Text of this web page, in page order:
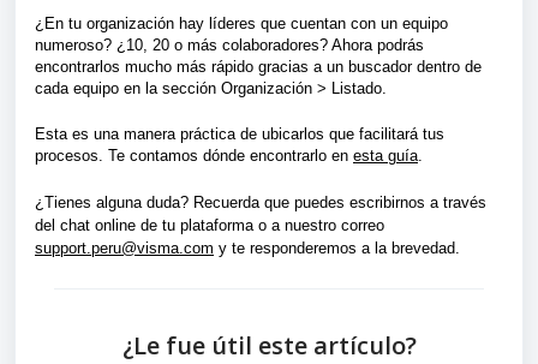
¿En tu organización hay líderes que cuentan con un equipo
numeroso? ¿10, 20 o más colaboradores? Ahora podrás
encontrarlos mucho más rápido gracias a un buscador dentro de
cada equipo en la sección Organización > Listado.
Esta es una manera práctica de ubicarlos que facilitará tus
procesos. Te contamos dónde encontrarlo en esta guía.
¿Tienes alguna duda? Recuerda que puedes escribirnos a través
del chat online de tu plataforma o a nuestro correo
support.peru@visma.com y te responderemos a la brevedad.
¿Le fue útil este artículo?